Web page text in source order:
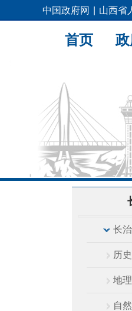
中国政府网 山西省
首页
长
历
地
自